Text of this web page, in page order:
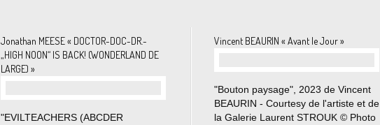
Jonathan MEESE « DOCTOR-DOC-DR.-
„HIGH NOON“ IS BACK! (WONDERLAND DE
LARGE) »
"EVILTEACHERS (ABCDER
Vincent BEAURIN « Avant le Jour »
"Bouton paysage", 2023 de Vincent
BEAURIN - Courtesy de l'artiste et de
la Galerie Laurent STROUK © Photo